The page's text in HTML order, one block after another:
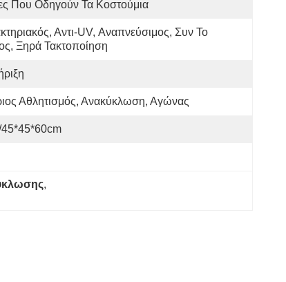
Που Οδηγούν Τα Κοστούμια
Αντι-UV, Αναπνεύσιμος, Συν Το
Ξηρά Τακτοποίηση
Αθλητισμός, Ανακύκλωση, Αγώνας
,